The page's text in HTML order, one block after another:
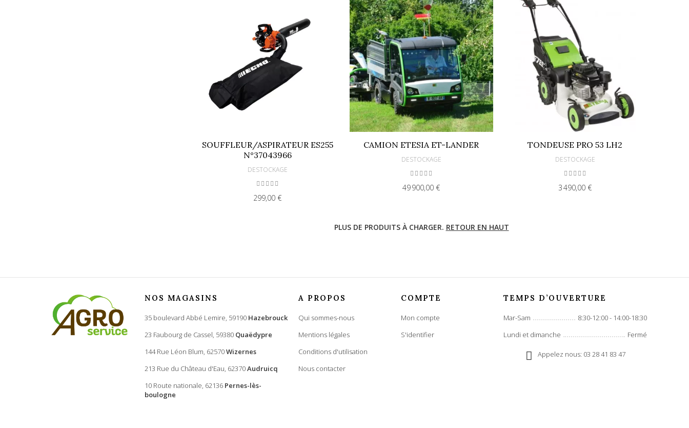
SOUFFLEUR/ASPIRATEUR ES255
N°37043966
DESTOCKAGE
299,00 €
CAMION ETESIA ET-LANDER
DESTOCKAGE
49 900,00 €
TONDEUSE PRO 53 LH2
DESTOCKAGE
3 490,00 €
PLUS DE PRODUITS À CHARGER. RETOUR EN HAUT
NOS MAGASINS
35 boulevard Abbé Lemire, 59190 Hazebrouck
23 Faubourg de Cassel, 59380 Quaëdypre
144 Rue Léon Blum, 62570Wizernes
213 Rue du Château d'Eau, 62370Audruicq
10 Route nationale, 62136 Pernes-lès-
boulogne
A PROPOS
Qui sommes-nous
Mentions légales
Conditions d'utilisation
Nous contacter
COMPTE
Mon compte
S'identifier
TEMPS D’OUVERTURE
Mar-Sam
8:30-12:00 - 14:00-18:30
Lundi et dimanche
Fermé
Appelez nous: 03 28 41 83 47